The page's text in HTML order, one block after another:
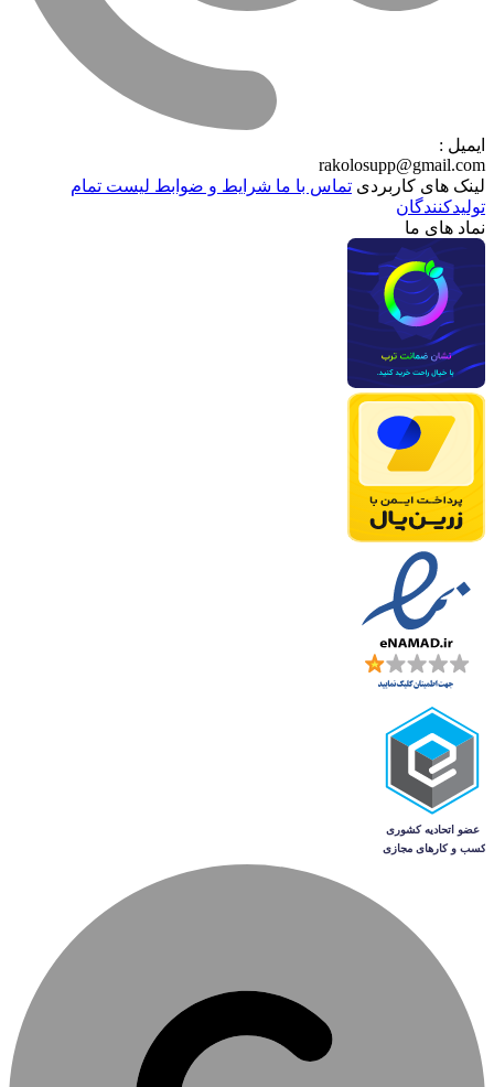
ایمیل :
rakolosupp@gmail.com
لینک های کاربردی تماس با ما شرایط و ضوابط لیست تمام
تولیدکنندگان
نماد های ما